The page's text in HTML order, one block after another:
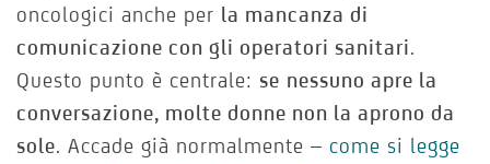
oncologici anche per la mancanza di
comunicazione con gli operatori sanitari.
Questo punto è centrale: se nessuno apre la
conversazione, molte donne non la aprono da
sole. Accade già normalmente – come si legge